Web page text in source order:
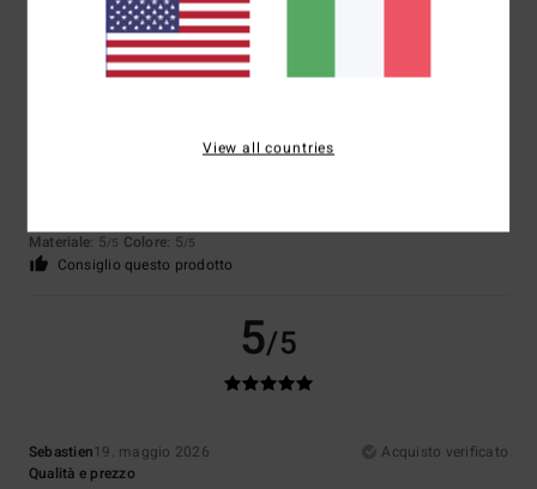
5
Materiale: 5/5 Colore: 5/5
Consiglio questo prodotto
5/5
Sebastien19. maggio 2026
Acquisto verificato
Qualità e prezzo
View all countries